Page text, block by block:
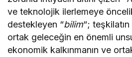
ve teknolojik ilerlemeye
destekleyen “bilim“;
ortak geleceğin en önemli
ekonomik kalkınmanın ve